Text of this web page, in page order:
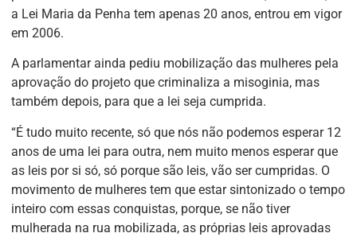
a Lei Maria da Penha tem apenas 20 anos, entrou em vigor
em 2006.
A parlamentar ainda pediu mobilização das mulheres pela
aprovação do projeto que criminaliza a misoginia, mas
também depois, para que a lei seja cumprida.
“É tudo muito recente, só que nós não podemos esperar 12
anos de uma lei para outra, nem muito menos esperar que
as leis por si só, só porque são leis, vão ser cumpridas. O
movimento de mulheres tem que estar sintonizado o tempo
inteiro com essas conquistas, porque, se não tiver
mulherada na rua mobilizada, as próprias leis aprovadas